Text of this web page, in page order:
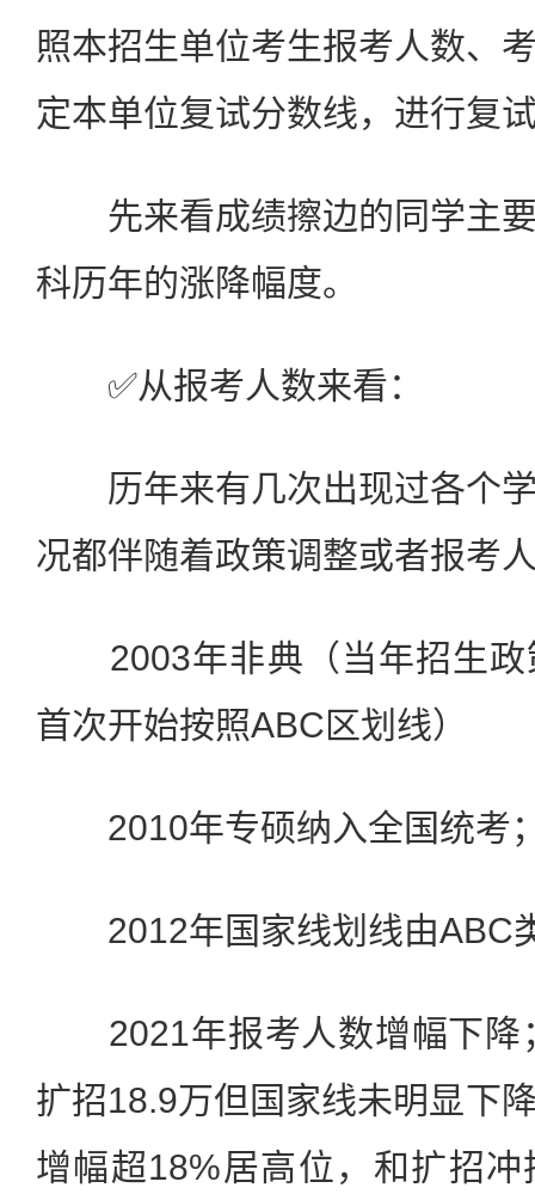
照本招生单位考生报考人数、
定本单位复试分数线，进行复
先来看成绩擦边的同学主要
科历年的涨降幅度。
✅️️‍️‍从报考人数来看：
历年来有几次出现过各个学
况都伴随着政策调整或者报考
2003年非典（当年招生政
首次开始按照ABC区划线）
2010年专硕纳入全国统考
2012年国家线划线由ABC
2021年报考人数增幅下降
扩招18.9万但国家线未明显下
增幅超18%居高位，和扩招